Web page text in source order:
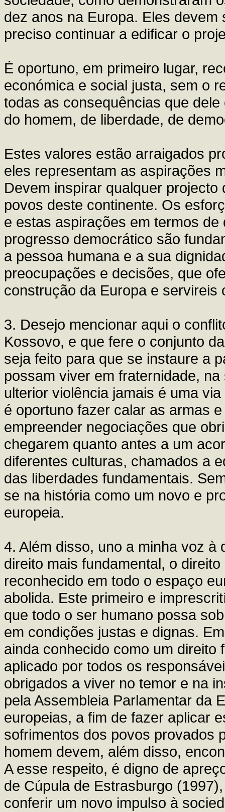
dez anos na Europa. Eles
preciso continuar a edificar o
É oportuno, em primeiro lugar,
económica e social justa, sem o
todas as consequências que
do homem, de liberdade, de
Estes valores estão arraigados
eles representam as aspirações
Devem inspirar qualquer
povos deste continente. Os
e estas aspirações em termos
progresso democrático são
a pessoa humana e a sua
preocupações e decisões, que
construção da Europa e servireis
3. Desejo mencionar aqui o
Kossovo, e que fere o conjunto
seja feito para que se instaure a
possam viver em fraternidade,
ulterior violência jamais é uma
é oportuno fazer calar as armas
empreender negociações que
chegarem quanto antes a um
diferentes culturas, chamados a
das liberdades fundamentais.
se na história como um novo e
europeia.
4. Além disso, uno a minha voz à
direito mais fundamental, o
reconhecido em todo o espaço
abolida. Este primeiro e
que todo o ser humano possa
em condições justas e dignas.
ainda conhecido como um direito
aplicado por todos os
obrigados a viver no temor e na
pela Assembleia Parlamentar da
europeias, a fim de fazer aplicar
sofrimentos dos povos provados
homem devem, além disso,
A esse respeito, é digno de
de Cúpula de Estrasburgo
conferir um novo impulso à